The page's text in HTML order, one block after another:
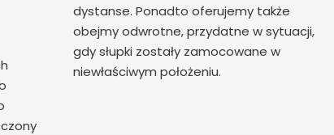
dystanse. Ponadto oferujemy także
obejmy odwrotne, przydatne w sytuacji,
gdy słupki zostały zamocowane w
niewłaściwym położeniu.